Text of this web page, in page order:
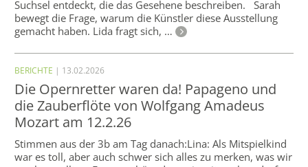
Suchsel entdeckt, die das Gesehene beschreiben. Sarah
bewegt die Frage, warum die Künstler diese Ausstellung
gemacht haben. Lida fragt sich, …
BERICHTE | 13.02.2026
Die Opernretter waren da! Papageno und
die Zauberflöte von Wolfgang Amadeus
Mozart am 12.2.26
Stimmen aus der 3b am Tag danach:Lina: Als Mitspielkind
war es toll, aber auch schwer sich alles zu merken, was wir